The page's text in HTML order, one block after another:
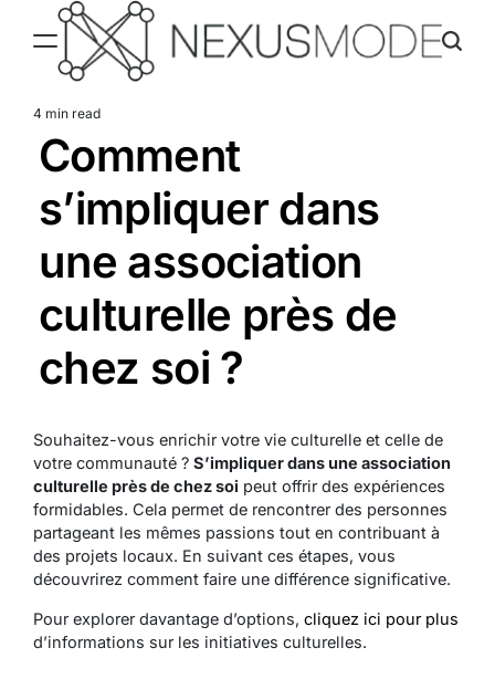
content
Estimated
read
time
4 min read
Comment
s’impliquer dans
une association
culturelle près de
chez soi ?
Souhaitez-vous enrichir votre vie culturelle et celle de
votre communauté ? S’impliquer dans une association
culturelle près de chez soi peut offrir des expériences
formidables. Cela permet de rencontrer des personnes
partageant les mêmes passions tout en contribuant à
des projets locaux. En suivant ces étapes, vous
découvrirez comment faire une différence significative.
Pour explorer davantage d’options, cliquez ici pour plus
d’informations sur les initiatives culturelles.